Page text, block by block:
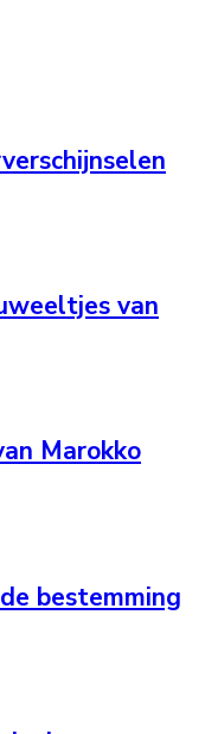
van
Marokko
bestemming